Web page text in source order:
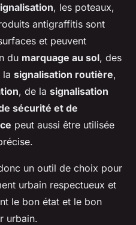
, les poteaux,
antigraffitis sont
et peuvent
du marquage au sol, des
la signalisation routière,
, de la signalisation
sécurité et de
peut aussi être utilisée
un outil de choix pour
urbain respectueux et
le bon état et le bon
urbain.